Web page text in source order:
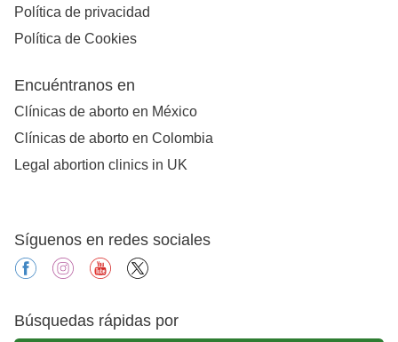
Política de privacidad
Política de Cookies
Encuéntranos en
Clínicas de aborto en México
Clínicas de aborto en Colombia
Legal abortion clinics in UK
Síguenos en redes sociales
facebookinstagramyoutube
Búsquedas rápidas por